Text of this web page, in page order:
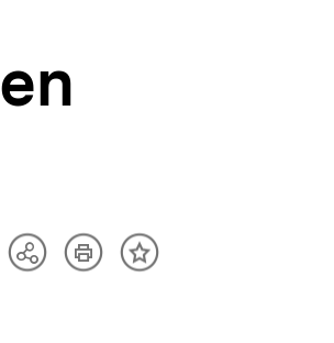
TeilenArtikelInhalt